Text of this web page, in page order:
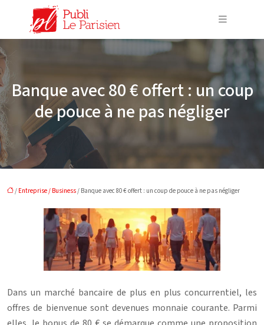
Banque avec 80 € offert : un coup
de pouce à ne pas négliger
/ Entreprise / Business/ Banque avec 80 € offert : un coup de pouce à ne pas négliger
Dans un marché bancaire de plus en plus concurrentiel, les
offres de bienvenue sont devenues monnaie courante. Parmi